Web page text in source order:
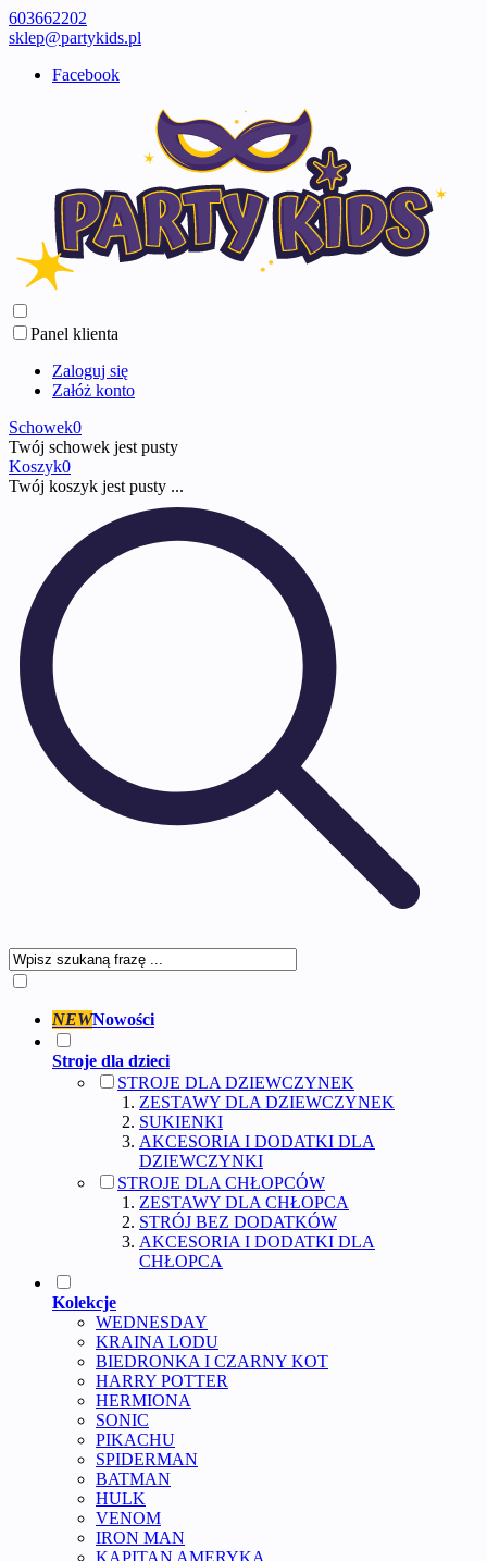
603662202
sklep@partykids.pl
Facebook
Panel klienta
Zaloguj się
Załóż konto
Schowek0
Twój schowek jest pusty
Koszyk0
Twój koszyk jest pusty ...
NEWNowości
Stroje dla dzieci
STROJE DLA DZIEWCZYNEK
ZESTAWY DLA DZIEWCZYNEK
SUKIENKI
AKCESORIA I DODATKI DLA
DZIEWCZYNKI
STROJE DLA CHŁOPCÓW
ZESTAWY DLA CHŁOPCA
STRÓJ BEZ DODATKÓW
AKCESORIA I DODATKI DLA
CHŁOPCA
Kolekcje
WEDNESDAY
KRAINA LODU
BIEDRONKA I CZARNY KOT
HARRY POTTER
HERMIONA
SONIC
PIKACHU
SPIDERMAN
BATMAN
HULK
VENOM
IRON MAN
KAPITAN AMERYKA